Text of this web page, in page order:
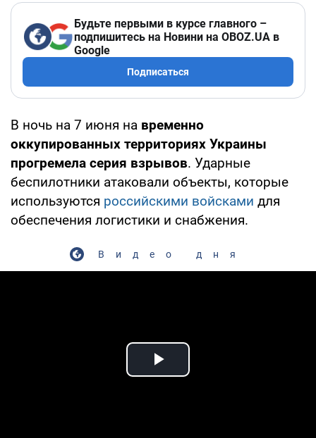
Будьте первыми в курсе главного –
подпишитесь на Новини на OBOZ.UA в
Google
Подписаться
В ночь на 7 июня на временно
оккупированных территориях Украины
прогремела серия взрывов. Ударные
беспилотники атаковали объекты, которые
используются российскими войсками для
обеспечения логистики и снабжения.
Видео дня
Play Video